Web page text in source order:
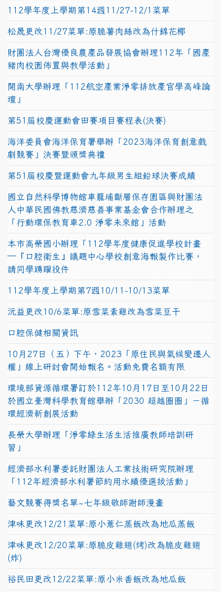
112學年度上學期第14週11/27-12/1菜單
松晟更改11/27菜單:原脆薯肉絲改為什錦花椰
財團法人台灣優良農產品發展協會辦理112年「國產
豬肉校園佈置與教學活動」
開南大學辦理「112航空產業淨零排放產官學高峰論
壇」
第51屆校慶運動會田賽項目賽程表(決賽)
海洋委員會海洋保育署舉辦「2023海洋保育創意戲
劇競賽」決賽暨頒獎典禮
第51屆校慶暨運動會九年級男生組鉛球決賽成績
國立自然科學博物館車籠埔斷層保存園區與財團法
人中華民國佛教慈濟慈善事業基金會合作辦理之
「行動環保教育車2.0 淨零未來館」活動
本市高榮國小辦理「112學年度健康促進學校計畫
─『口腔衛生』議題中心學校創意海報製作比賽，
請同學踴躍投件
112學年度上學期第7週10/11-10/13菜單
沅益更改10/6菜單:原雪菜素雞改為雪菜豆干
口腔保健相關資訊
10月27日（五）下午，2023「原住民與氣候變遷人
權」線上研討會開始報名。活動免費名額有限
環境部資源循環署訂於112年10月17日至10月22日
於國立臺灣科學教育館舉辦「2030 超越圈圈」－循
環經濟新創展活動
長榮大學辦理「淨零綠生活生活推廣教師培訓研
習」
經濟部水利署委託財團法人工業技術研究院辦理
「112年經濟部水利署節約用水績優選拔活動」
藝文競賽得獎名單~七年級敬師謝師漫畫
津味更改12/21菜單:原小薏仁蒸飯改為地瓜蒸飯
津味更改12/20菜單:原脆皮雞翅(烤)改為脆皮雞翅
(炸)
裕民田更改12/22菜單:原小米香飯改為地瓜飯